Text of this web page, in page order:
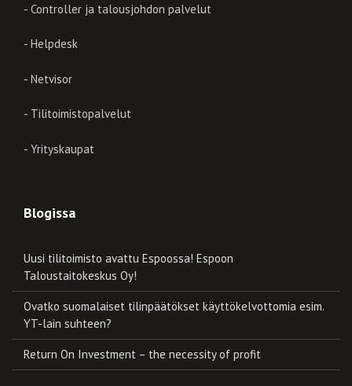
- Controller ja talousjohdon palvelut
- Helpdesk
- Netvisor
- Tilitoimistopalvelut
- Yrityskaupat
Blogissa
Uusi tilitoimisto avattu Espoossa! Espoon
Taloustaitokeskus Oy!
Ovatko suomalaiset tilinpäätökset käyttökelvottomia esim.
YT-lain suhteen?
Return On Investment – the necessity of profit